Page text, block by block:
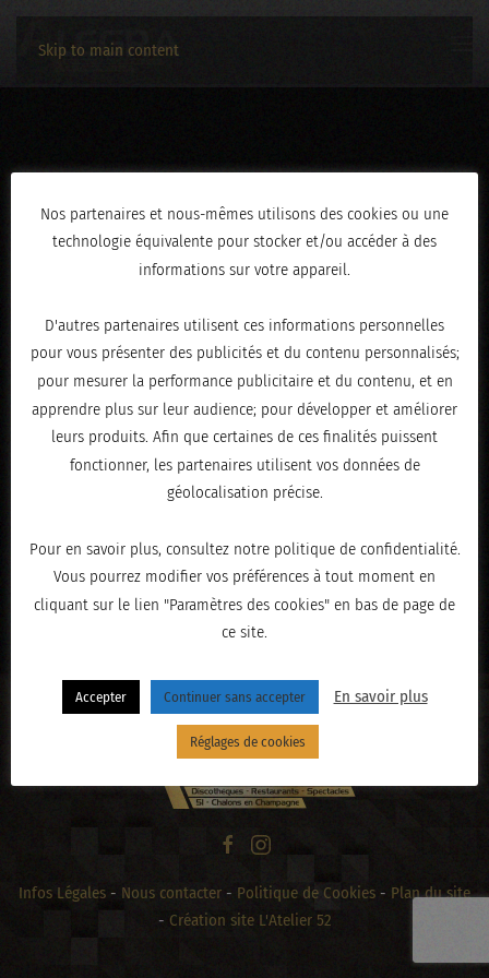
Skip to main content
3C2A1426
ÉCRIT LEAVRIL 30, 2026 .
« PRÉCÉDENT
Infos Légales - Nous contacter - Politique de Cookies - Plan du site
- Création site L'Atelier 52
Nos partenaires et nous-mêmes utilisons des cookies ou une
technologie équivalente pour stocker et/ou accéder à des
informations sur votre appareil.
D'autres partenaires utilisent ces informations personnelles
pour vous présenter des publicités et du contenu personnalisés;
pour mesurer la performance publicitaire et du contenu, et en
apprendre plus sur leur audience; pour développer et améliorer
leurs produits. Afin que certaines de ces finalités puissent
fonctionner, les partenaires utilisent vos données de
géolocalisation précise.
Pour en savoir plus, consultez notre politique de confidentialité.
Vous pourrez modifier vos préférences à tout moment en
cliquant sur le lien "Paramètres des cookies" en bas de page de
ce site.
Accepter Continuer sans accepter En savoir plus
Réglages de cookies